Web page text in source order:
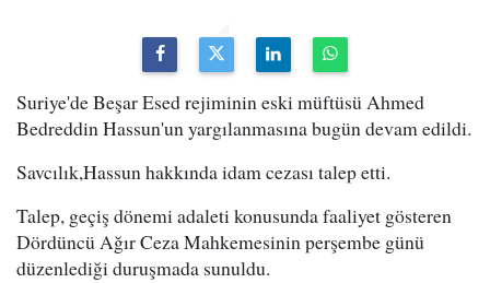
Suriye'de Beşar Esed rejiminin eski müftüsü Ahmed
Bedreddin Hassun'un yargılanmasına bugün devam edildi.
Savcılık,Hassun hakkında idam cezası talep etti.
Talep, geçiş dönemi adaleti konusunda faaliyet gösteren
Dördüncü Ağır Ceza Mahkemesinin perşembe günü
düzenlediği duruşmada sunuldu.